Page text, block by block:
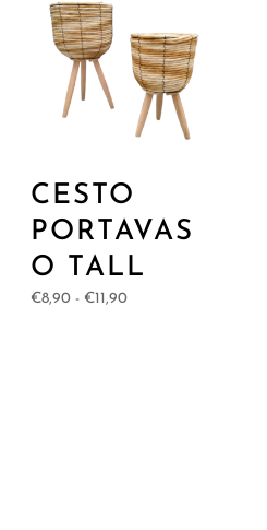
CESTO
PORTAVAS
O TALL
€8,90 - €11,90Fascia